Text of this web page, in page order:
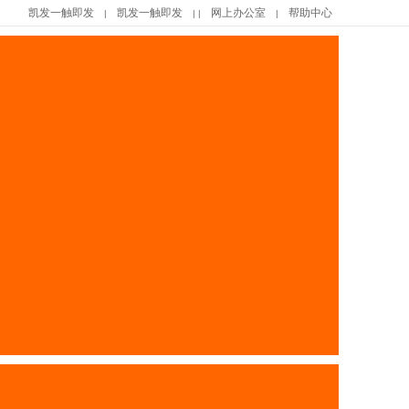
凯发一触即发 | 凯发一触即发 | | 网上办公室 | 帮助中心